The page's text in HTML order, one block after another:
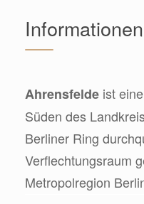
Ahrensfelde ist
Süden des
Berliner Ring
Verflechtungsraum
Metropolregion